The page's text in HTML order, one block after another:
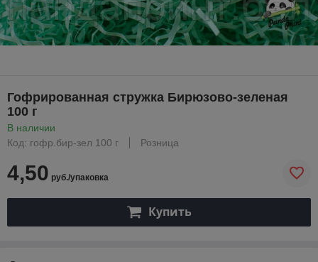
Гофрированная стружка Бирюзово-зеленая
100 г
В наличии
Код: гофр.бир-зел 100 г
Розница
4,50 руб./упаковка
Купить